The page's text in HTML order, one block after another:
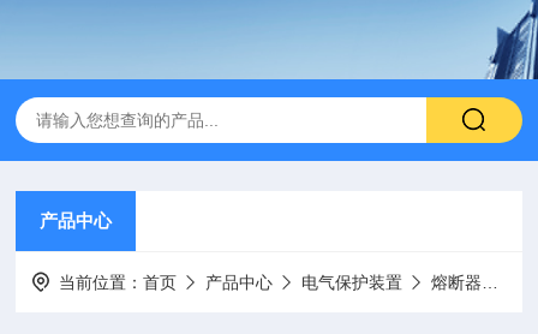
产品中心
当前位置：首页 产品中心 电气保护装置 熔断器